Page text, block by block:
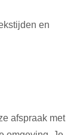
en
afspraak met